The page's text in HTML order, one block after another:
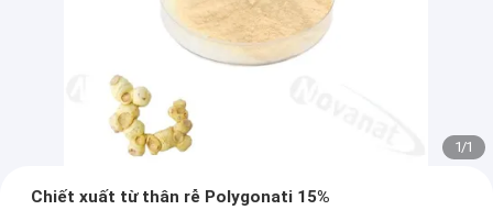
1/1
Chiết xuất từ ​​thân rễ Polygonati 15%